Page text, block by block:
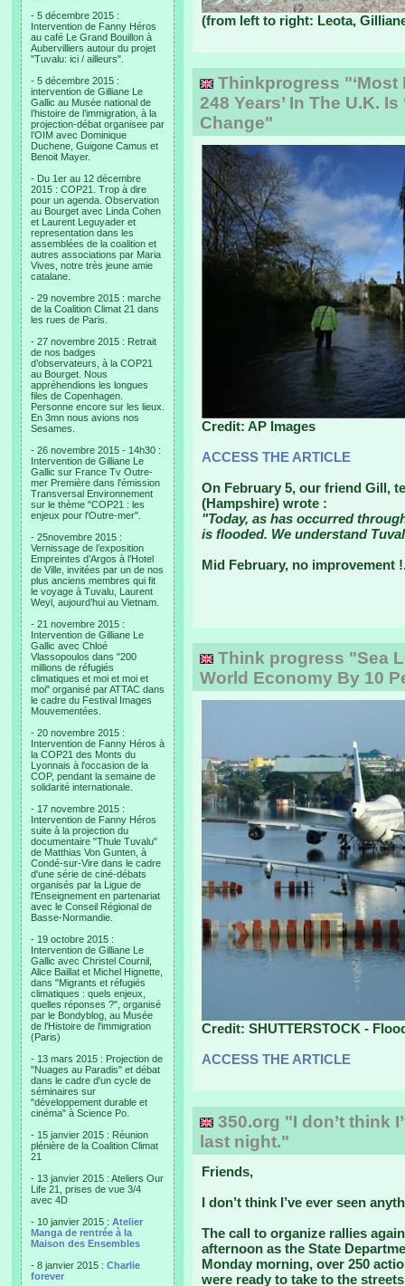
- 5 décembre 2015 :
Intervention de Fanny Héros
au café Le Grand Bouillon à
Aubervilliers autour du projet
"Tuvalu: ici / ailleurs".
- 5 décembre 2015 :
intervention de Gilliane Le
Gallic au Musée national de
l’histoire de l’immigration, à la
projection-débat organisee par
l’OIM avec Dominique
Duchene, Guigone Camus et
Benoit Mayer.
- Du 1er au 12 décembre
2015 : COP21. Trop à dire
pour un agenda. Observation
au Bourget avec Linda Cohen
et Laurent Leguyader et
representation dans les
assemblées de la coalition et
autres associations par Maria
Vives, notre très jeune amie
catalane.
- 29 novembre 2015 : marche
de la Coalition Climat 21 dans
les rues de Paris.
- 27 novembre 2015 : Retrait
de nos badges
d’observateurs, à la COP21
au Bourget. Nous
appréhendions les longues
files de Copenhagen.
Personne encore sur les lieux.
En 3mn nous avions nos
Sesames.
- 26 novembre 2015 - 14h30 :
Intervention de Gilliane Le
Gallic sur France Tv Outre-
mer Première dans l'émission
Transversal Environnement
sur le thème "COP21 : les
enjeux pour l'Outre-mer".
- 25novembre 2015 :
Vernissage de l’exposition
Empreintes d’Argos à l’Hotel
de Ville, invitées par un de nos
plus anciens membres qui fit
le voyage à Tuvalu, Laurent
Weyl, aujourd’hui au Vietnam.
- 21 novembre 2015 :
Intervention de Gilliane Le
Gallic avec Chloé
Vlassopoulos dans "200
millions de réfugiés
climatiques et moi et moi et
moi" organisé par ATTAC dans
le cadre du Festival Images
Mouvementées.
- 20 novembre 2015 :
Intervention de Fanny Héros à
la COP21 des Monts du
Lyonnais à l'occasion de la
COP, pendant la semaine de
solidarité internationale.
- 17 novembre 2015 :
Intervention de Fanny Héros
suite à la projection du
documentaire "Thule Tuvalu"
de Matthias Von Gunten, à
Condé-sur-Vire dans le cadre
d'une série de ciné-débats
organisés par la Ligue de
l'Enseignement en partenariat
avec le Conseil Régional de
Basse-Normandie.
- 19 octobre 2015 :
Intervention de Gilliane Le
Gallic avec Christel Cournil,
Alice Baillat et Michel Hignette,
dans "Migrants et réfugiés
climatiques : quels enjeux,
quelles réponses ?", organisé
par le Bondyblog, au Musée
de l'Histoire de l'immigration
(Paris)
- 13 mars 2015 : Projection de
"Nuages au Paradis" et débat
dans le cadre d'un cycle de
séminaires sur
"développement durable et
cinéma" à Science Po.
- 15 janvier 2015 : Réunion
plénière de la Coalition Climat
21
- 13 janvier 2015 : Ateliers Our
Life 21, prises de vue 3/4
avec 4D
- 10 janvier 2015 : Atelier
Manga de rentrée à la
Maison des Ensembles
- 8 janvier 2015 : Charlie
forever
(from left to right: Leota,
Thinkprogress
248 Years’ In The U.K.
Change"
Credit: AP Images
ACCESS THE ARTICLE
On February 5, our friend Gill,
(Hampshire) wrote :
"Today, as has occurred
is flooded. We understand
Mid February, no improvement
Think progress "Sea
World Economy By 10
Credit: SHUTTERSTOCK -
ACCESS THE ARTICLE
350.org "I don’t think
last night."
Friends,
I don’t think I’ve ever seen
The call to organize rallies
afternoon as the State
Monday morning, over 250
were ready to take to the